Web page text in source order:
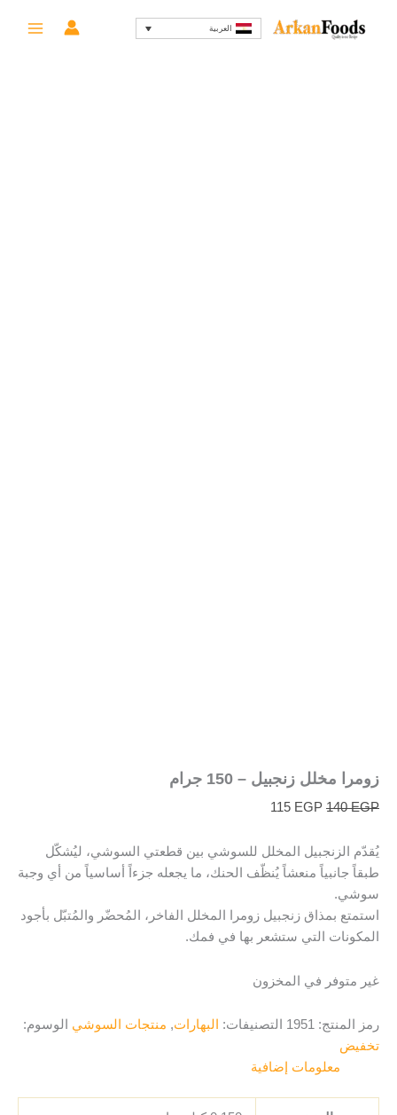
العربية
زومرا مخلل زنجبيل – 150 جرام
140EGP
الأصلي
115 EGP
الحالي
يُقدّم الزنجبيل المخلل للسوشي بين قطعتي السوشي، ليُشكّل
طبقاً جانبياً منعشاً يُنظّف الحنك، ما يجعله جزءاً أساسياً من أي وجبة
سوشي.
استمتع بمذاق زنجبيل زومرا المخلل الفاخر، المُحضّر والمُتبّل بأجود
المكونات التي ستشعر بها في فمك.
غير متوفر في المخزون
رمز المنتج: 1951 التصنيفات: البهارات, منتجات السوشي
الوسوم:
تخفيض
معلومات إضافية